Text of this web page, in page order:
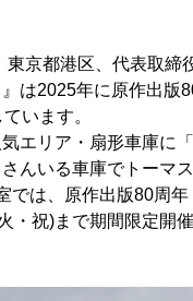
京都港区、代表取締
は2025年に原作出版
います。
エリア・扇形車庫に
んいる車庫でトーマ
では、原作出版80周
祝)まで期間限定開催